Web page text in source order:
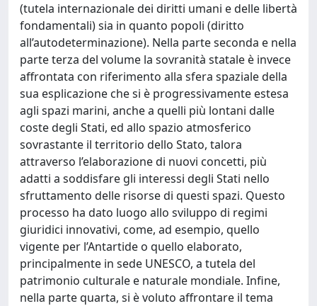
(tutela internazionale dei diritti umani e delle libertà
fondamentali) sia in quanto popoli (diritto
all’autodeterminazione). Nella parte seconda e nella
parte terza del volume la sovranità statale è invece
affrontata con riferimento alla sfera spaziale della
sua esplicazione che si è progressivamente estesa
agli spazi marini, anche a quelli più lontani dalle
coste degli Stati, ed allo spazio atmosferico
sovrastante il territorio dello Stato, talora
attraverso l’elaborazione di nuovi concetti, più
adatti a soddisfare gli interessi degli Stati nello
sfruttamento delle risorse di questi spazi. Questo
processo ha dato luogo allo sviluppo di regimi
giuridici innovativi, come, ad esempio, quello
vigente per l’Antartide o quello elaborato,
principalmente in sede UNESCO, a tutela del
patrimonio culturale e naturale mondiale. Infine,
nella parte quarta, si è voluto affrontare il tema